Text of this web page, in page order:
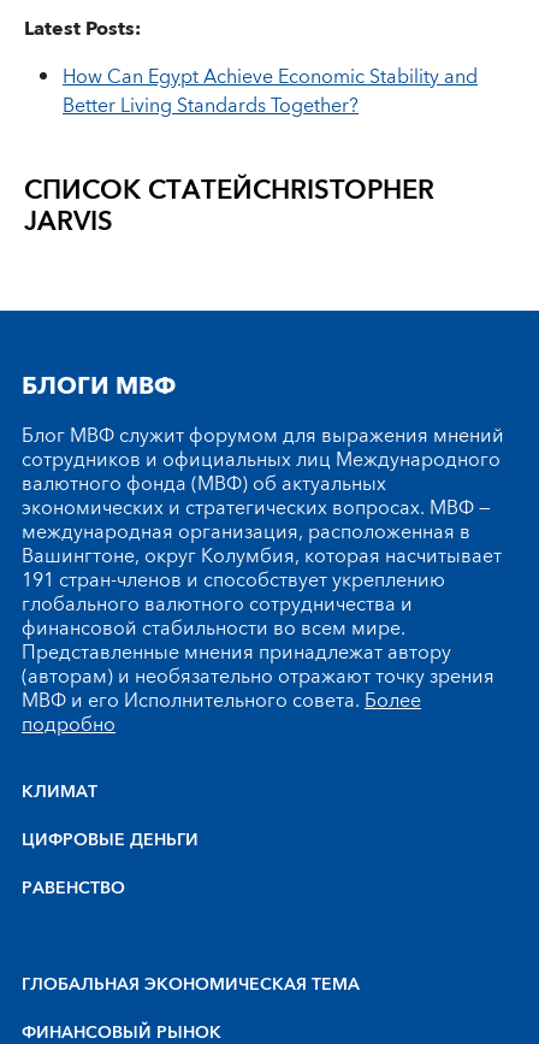
Latest Posts:
How Can Egypt Achieve Economic Stability and
Better Living Standards Together?
СПИСОК СТАТЕЙCHRISTOPHER
JARVIS
БЛОГИ МВФ
Блог МВФ служит форумом для выражения мнений
сотрудников и официальных лиц Международного
валютного фонда (МВФ) об актуальных
экономических и стратегических вопросах. МВФ —
международная организация, расположенная в
Вашингтоне, округ Колумбия, которая насчитывает
191 стран-членов и способствует укреплению
глобального валютного сотрудничества и
финансовой стабильности во всем мире.
Представленные мнения принадлежат автору
(авторам) и необязательно отражают точку зрения
МВФ и его Исполнительного совета.Более
подробно
КЛИМАТ
ЦИФРОВЫЕ ДЕНЬГИ
РАВЕНСТВО
ГЛОБАЛЬНАЯ ЭКОНОМИЧЕСКАЯ ТЕМА
ФИНАНСОВЫЙ РЫНОК